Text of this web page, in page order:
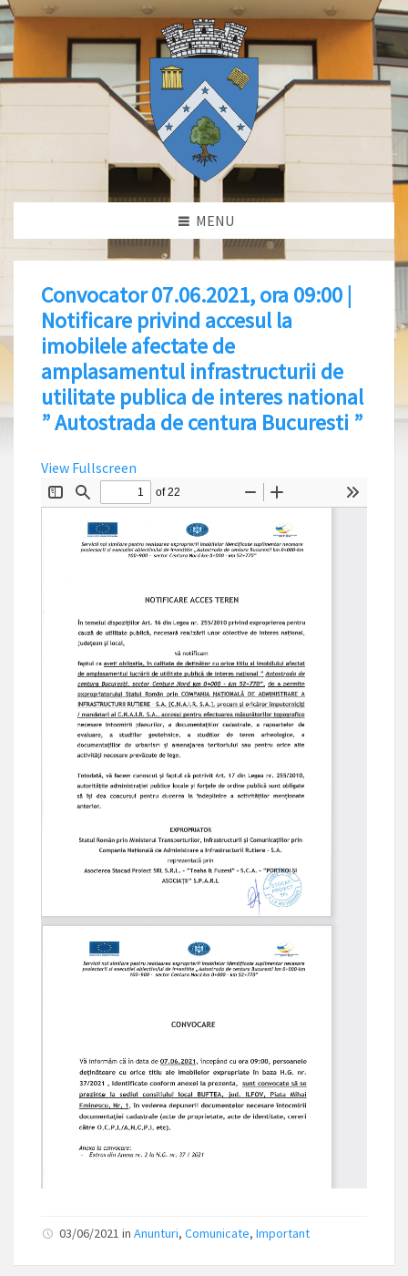
MENU
Convocator 07.06.2021, ora 09:00 |
Notificare privind accesul la
imobilele afectate de
amplasamentul infrastructurii de
utilitate publica de interes national
” Autostrada de centura Bucuresti ”
View Fullscreen
03/06/2021 in Anunturi, Comunicate, Important